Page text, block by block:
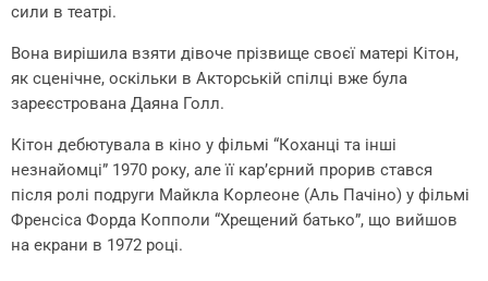
сили в театрі.
Вона вирішила взяти дівоче прізвище своєї матері Кітон,
як сценічне, оскільки в Акторській спілці вже була
зареєстрована Даяна Голл.
Кітон дебютувала в кіно у фільмі “Коханці та інші
незнайомці” 1970 року, але її кар’єрний прорив стався
після ролі подруги Майкла Корлеоне (Аль Пачіно) у фільмі
Френсіса Форда Копполи “Хрещений батько”, що вийшов
на екрани в 1972 році.